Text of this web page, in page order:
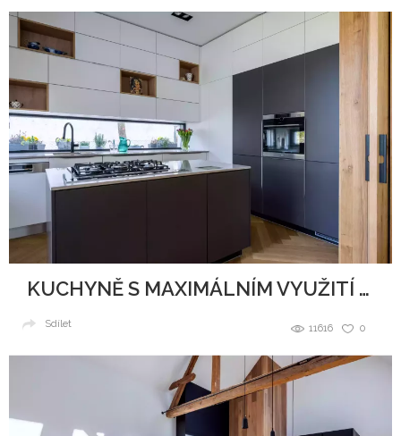
KUCHYNĚ S MAXIMÁLNÍM VYUŽITÍ PROSTORU
0
11616
Sdílet